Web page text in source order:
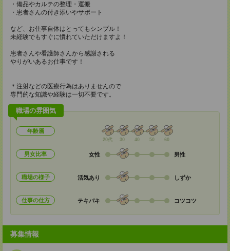
・備品やカルテの整理・運搬
・患者さんの付き添いやサポート
など、お仕事自体はとってもシンプル！
未経験でもすぐに慣れていただけますよ！
患者さんや看護師さんから感謝される
やりがいあるお仕事です！
＊注射などの医療行為はありませんので
専門的な知識や経験は一切不要です。
職場の雰囲気
年齢層
20代 30 40 50 60
男女比率 女性 男性
職場の様子 活気あり しずか
仕事の仕方 テキパキ コツコツ
募集情報